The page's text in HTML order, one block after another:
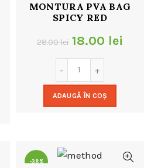
MONTURA PVA BAG
SPICY RED
28.00lei Prețul
inițial
a
fost:
18.00 lei
ADAUGĂ ÎN COȘ
-38%